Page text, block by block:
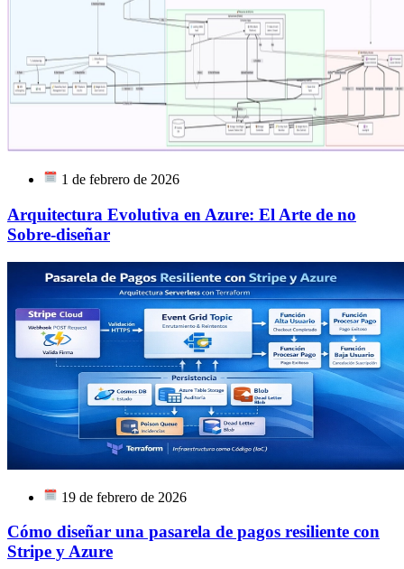
1 de febrero de 2026
Arquitectura Evolutiva en Azure: El Arte de no
Sobre-diseñar
19 de febrero de 2026
Cómo diseñar una pasarela de pagos resiliente con
Stripe y Azure